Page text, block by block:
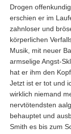
Drogen
erschien er im
zahnloser und
körperlichen
Musik, mit neuer
armselige Angst-
hat er ihm den
Jetzt ist er tot und
wirklich niemand
nervtötendsten
behauptet und
Smith es bis zum